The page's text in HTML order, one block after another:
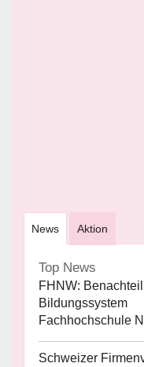
News Aktion
Top News
FHNW:
Bildungssystem
Fachhochschule
Schweizer